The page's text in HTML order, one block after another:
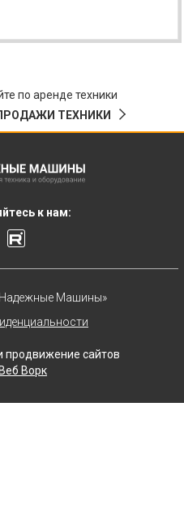
по аренде техники
ТЕХНИКИ
к нам:
Машины»
продвижение сайтов
Ворк